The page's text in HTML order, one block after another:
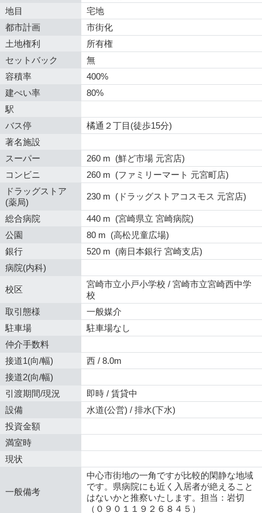
地目
宅地
都市計画
市街化
土地権利
所有権
セットバック
無
容積率
400%
建ぺい率
80%
駅
バス停
橘通２丁目(徒歩15分)
著名施設
スーパー
260 m (鮮ど市場 元宮店)
コンビニ
260 m (ファミリーマート 元宮町店)
ドラッグストア
(薬局)
230 m (ドラッグストアコスモス 元宮店)
総合病院
440 m (宮崎県立 宮崎病院)
公園
80 m (高松児童広場)
銀行
520 m (南日本銀行 宮崎支店)
病院(内科)
校区
宮崎市立小戸小学校 / 宮崎市立宮崎西中学
校
取引態様
一般媒介
駐車場
駐車場なし
仲介手数料
接道1(向/幅)
西 / 8.0m
接道2(向/幅)
引渡期間/現況
即時 / 賃貸中
設備
水道(公営) / 排水(下水)
投資金額
満室時
現状
一般備考
中心市街地の一角ですが比較的閑静な地域
です。県病院にも近く入居者が絶えること
はないかと推察いたします。担当：岩切
（０９０１１９２６８４５）